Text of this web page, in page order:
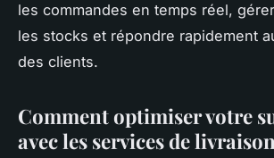
les commandes en temps réel,
les stocks et répondre rapidement
des clients.
Comment optimiser votre
avec les services de